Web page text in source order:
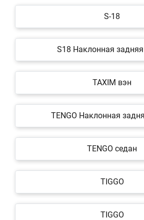
S-18
S18 Наклонная
TAXIM вэн
TENGO Наклонная
TENGO седан
TIGGO
TIGGO